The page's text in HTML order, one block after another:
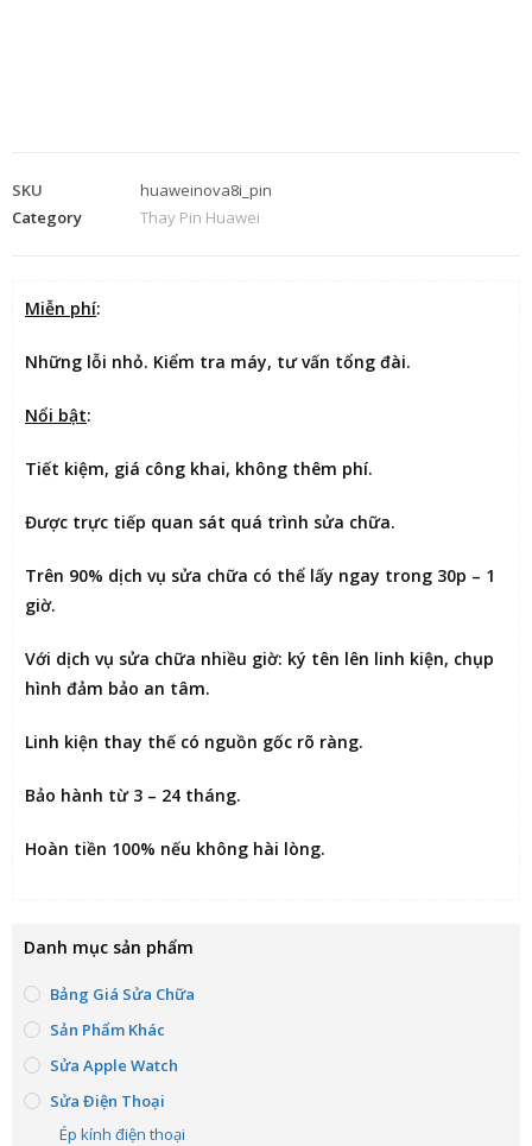
SKU
huaweinova8i_pin
Category
Thay Pin Huawei
Miễn phí:
Những lỗi nhỏ. Kiểm tra máy, tư vấn tổng đài.
Nổi bật:
Tiết kiệm, giá công khai, không thêm phí.
Được trực tiếp quan sát quá trình sửa chữa.
Trên 90% dịch vụ sửa chữa có thể lấy ngay trong 30p – 1
giờ.
Với dịch vụ sửa chữa nhiều giờ: ký tên lên linh kiện, chụp
hình đảm bảo an tâm.
Linh kiện thay thế có nguồn gốc rõ ràng.
Bảo hành từ 3 – 24 tháng.
Hoàn tiền 100% nếu không hài lòng.
Danh mục sản phẩm
Bảng Giá Sửa Chữa
Sản Phẩm Khác
Sửa Apple Watch
Sửa Điện Thoại
Ép kính điện thoại